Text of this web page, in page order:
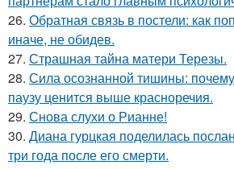
26. Обратная связь в постели: как
иначе, не обидев.
27. Страшная тайна матери Терезы.
28. Сила осознанной тишины:
паузу ценится выше красноречия.
29. Снова слухи о Рианне!
30. Диана гурцкая поделилась
три года после его смерти.